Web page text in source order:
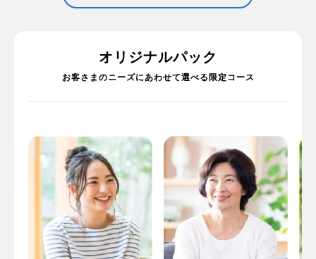
オリジナルパック
お客さまのニーズにあわせて選べる限定コース